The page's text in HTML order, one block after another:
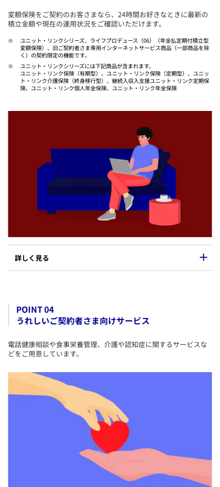
​名義変更
​貸付・貸付返済
​控除証明書の再発行（10-3月）
​各お手続きについて詳しくみる ＞
​入院・手術・通院などのご請求は公式ウェブサイトまたは
MyAXAからお手続きできます。
MyAXAなら、証券番号や住所の入力が不要で、お支払いま
での進捗も確認できてとても便利です。
また、複数のご契約をお持ちの場合も、一度の手続きで完
了します。
録されていても公式ウェブサイトからのお手続きをお願いします。
​入院・手術等の請求について詳しくみる ＞
​変額保険をご契約のお客さまなら、24時間お好きなときに最新の
積立金額や現在の運用状況をご確認いただけます。
​ユニット・リンクシリーズ、ライフプロデュース（06）（年金払定期付積立型
変額保険）、旧ご契約者さま専用インターネットサービス商品（一部商品を除
く）の契約限定の機能です。
​ユニット・リンクシリーズには下記商品が含まれます。
ユニット・リンク保険（有期型）、ユニット・リンク保険（定期型）、ユニッ
ト・リンク介護保険（終身移行型）、継続入収入支援ユニット・リンク定期保
険、ユニット・リンク個人年金保険、ユニット・リンク年金保険
​詳しく見る
​最新情報のご確認
​積立金額やファンド別騰落率推移のご確認
​積立金の移転※
​お申し出時点で、ご契約者さまが未成年の場合、MyAXA上ではお手続きいた
だけません。書類でのお手続きをお願いいたします。
最新情報のご確認
​最新の積立金額や払い戻し金額、特別勘定資産の残高割合と
POINT 04
うれしいご契約者さま向けサービス
​電話健康相談や食事栄養管理、介護や認知症に関するサービスな
どをご用意しています。